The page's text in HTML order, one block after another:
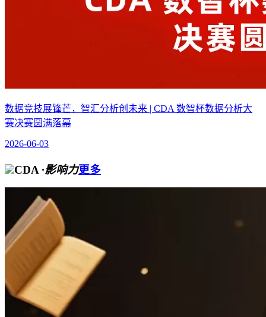
数据竞技展锋芒，智汇分析创未来 | CDA 数智杯数据分析大
赛决赛圆满落幕
2026-06-03
CDA ·影响力更多